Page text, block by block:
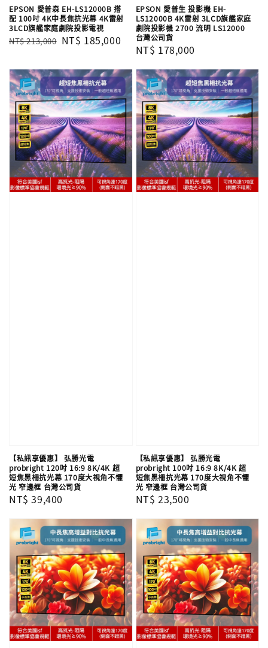
EPSON 愛普森 EH-LS12000B 搭
配 100吋 4K中長焦抗光幕 4K雷射
3LCD旗艦家庭劇院投影電視
Regular
NT$ 213,000 Sale
NT$ 185,000
EPSON 愛普生 投影機 EH-
LS12000B​ 4K雷射 3LCD旗艦家庭
劇院投影機 2700 流明 LS12000​
台灣公司貨
Regular
NT$ 178,000
【私訊享優惠】 弘勝光電
probright 120吋 16:9 8K/4K 超
短焦黑柵抗光幕 170度大視角不懼
光 窄邊框 台灣公司貨
Regular
NT$ 39,400
【私訊享優惠】 弘勝光電
probright 100吋 16:9 8K/4K 超
短焦黑柵抗光幕 170度大視角不懼
光 窄邊框 台灣公司貨
Regular
NT$ 23,500